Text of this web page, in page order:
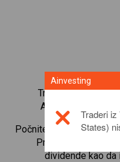
Trgujte s više od
Ainvesting
Počnite trgovati CFD-
Primajte kotacije u
dividende kao da
Ainvesting
Traderi
States)